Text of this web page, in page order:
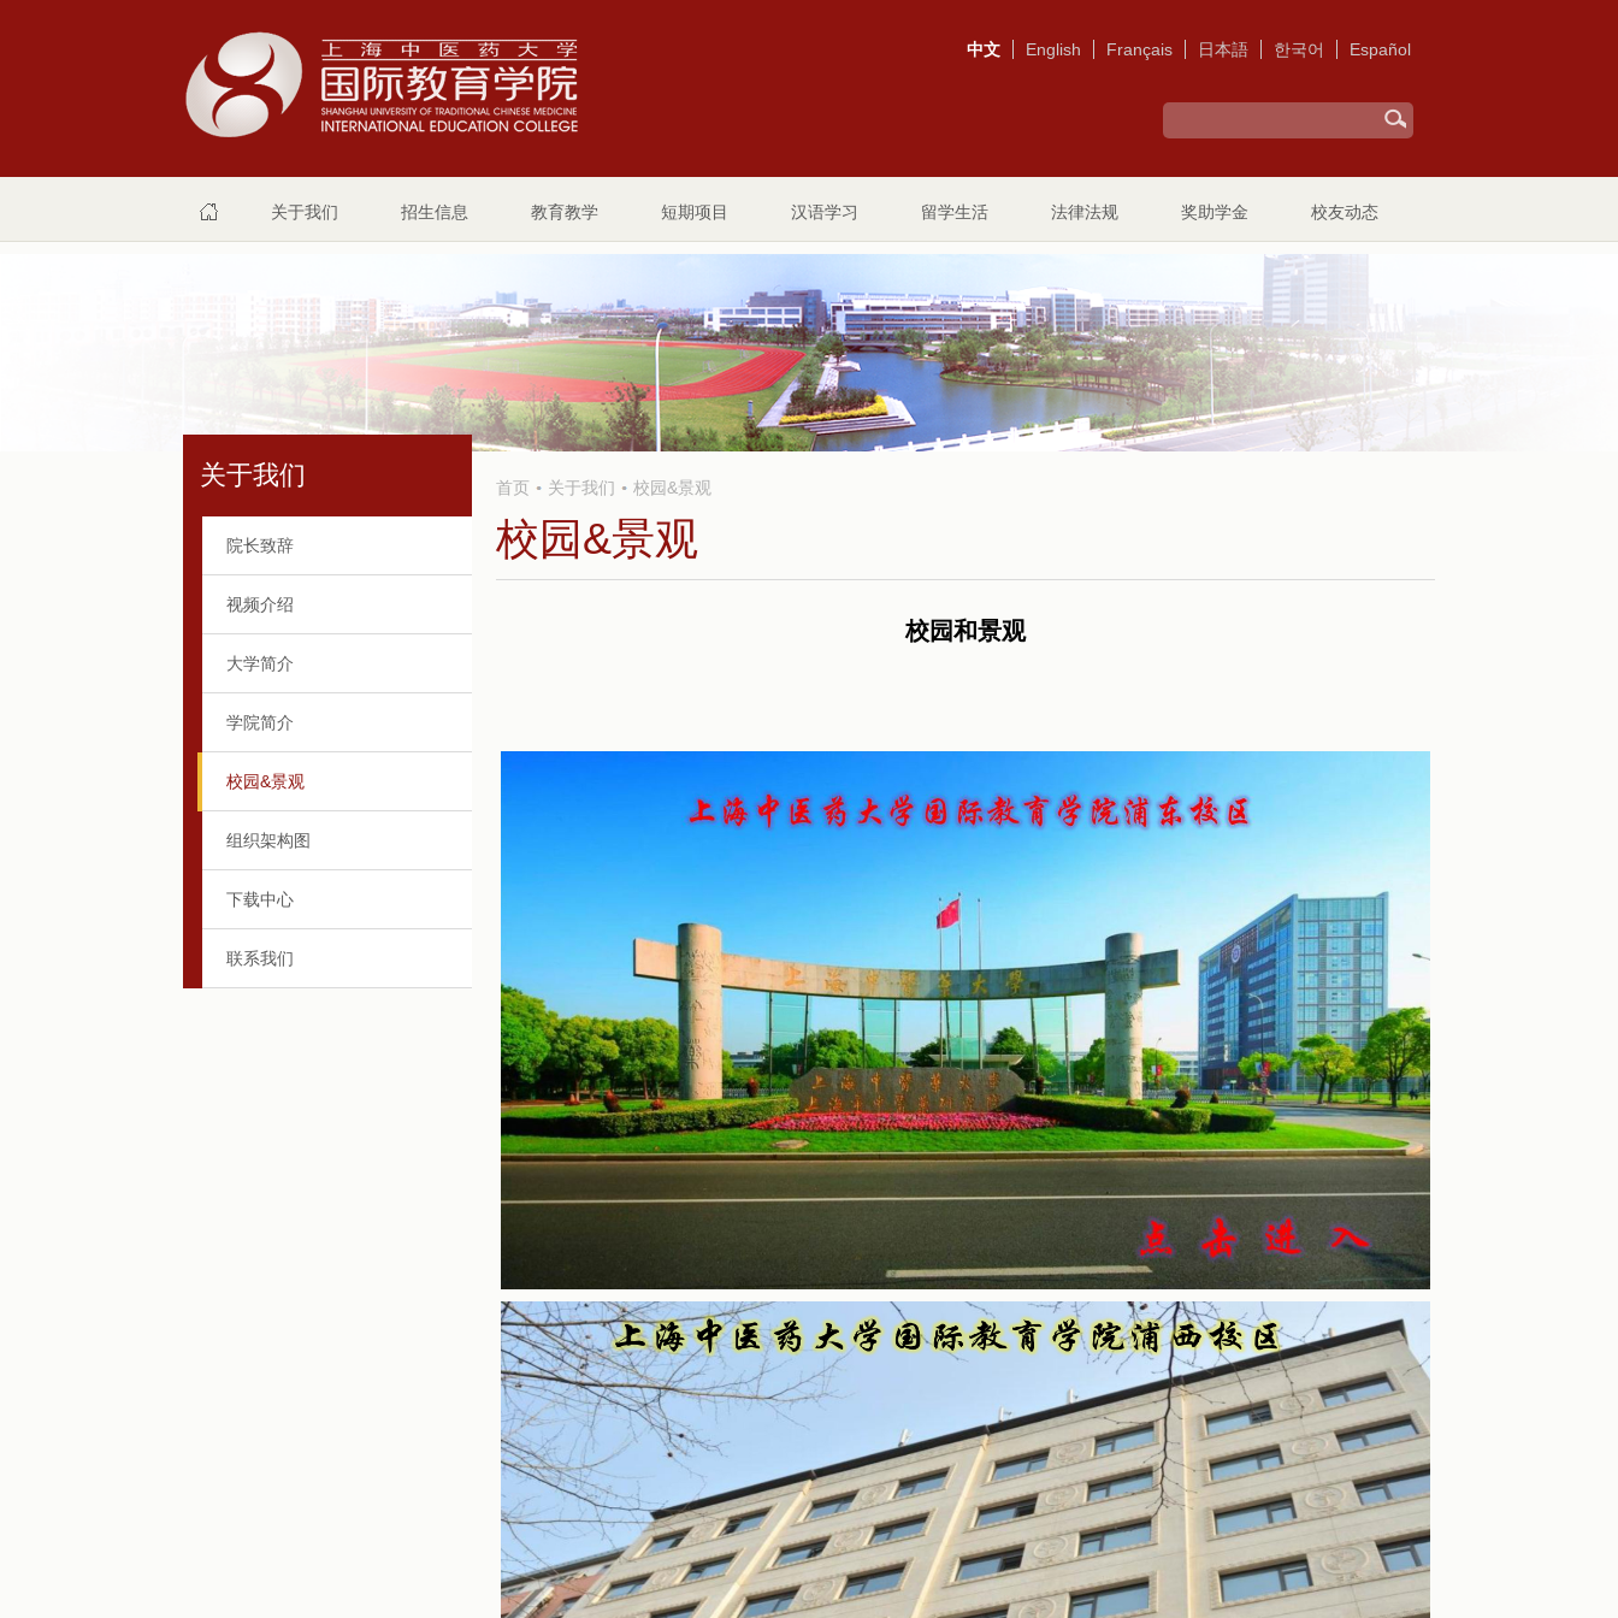
中文 English Français 日本語 한국어 Español
关于我们 招生信息 教育教学 短期项目 汉语学习 留学生活 法律法规 奖助学金 校友动态
关于我们
院长致辞
视频介绍
大学简介
学院简介
校园&景观
组织架构图
下载中心
联系我们
首页 关于我们 校园&景观
校园&景观
校园和景观